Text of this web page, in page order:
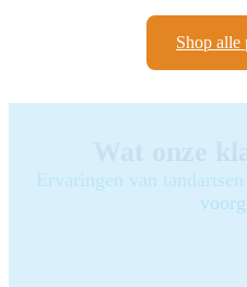
Shop alle
Ervaringen van